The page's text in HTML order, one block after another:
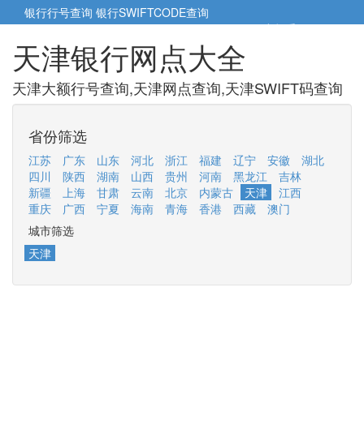
银行行号查询 银行SWIFTCODE查询
5cm小帮手5cm.cn
天津银行网点大全
天津大额行号查询,天津网点查询,天津SWIFT码查询
省份筛选
江苏 广东 山东 河北 浙江 福建 辽宁 安徽
湖北
四川
陕西 湖南 山西 贵州 河南 黑龙江
吉林
新疆
上海 甘肃 云南 北京 内蒙古 天津
江西
重庆
广西 宁夏 海南 青海 香港 西藏
澳门
城市筛选
天津